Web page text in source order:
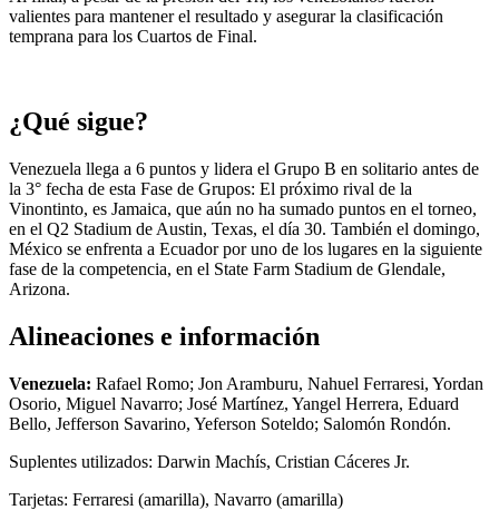
valientes para mantener el resultado y asegurar la clasificación
temprana para los Cuartos de Final.
¿Qué sigue?
Venezuela llega a 6 puntos y lidera el Grupo B en solitario antes de
la 3° fecha de esta Fase de Grupos: El próximo rival de la
Vinontinto, es Jamaica, que aún no ha sumado puntos en el torneo,
en el Q2 Stadium de Austin, Texas, el día 30. También el domingo,
México se enfrenta a Ecuador por uno de los lugares en la siguiente
fase de la competencia, en el State Farm Stadium de Glendale,
Arizona.
Alineaciones e información
Venezuela: Rafael Romo; Jon Aramburu, Nahuel Ferraresi, Yordan
Osorio, Miguel Navarro; José Martínez, Yangel Herrera, Eduard
Bello, Jefferson Savarino, Yeferson Soteldo; Salomón Rondón.
Suplentes utilizados: Darwin Machís, Cristian Cáceres Jr.
Tarjetas: Ferraresi (amarilla), Navarro (amarilla)